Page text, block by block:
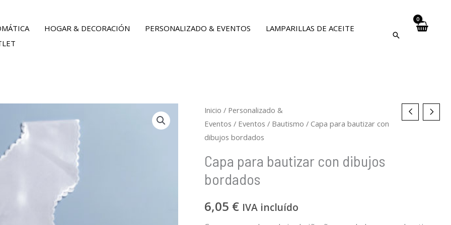
HOGAR & DECORACIÓN PERSONALIZADO & EVENTOS
LAMPARILLAS DE ACEITE
Inicio / Personalizado &
Eventos / Eventos / Bautismo / Capa para bautizar con
dibujos bordados
Capa para bautizar con dibujos
bordados
6,05 € IVA incluído
Minus
Quantity
Capa
para
bautizar
con
dibujos
bordados
Plus
Quantity